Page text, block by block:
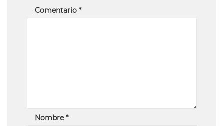
Comentario *
Nombre*